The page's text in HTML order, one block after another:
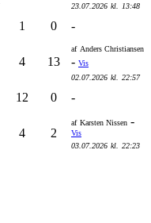
23.07.2026 kl. 13:48
1 0 -
4 13
af Anders Christiansen
- Vis
02.07.2026 kl. 22:57
12 0
-
4 2
af Karsten Nissen -
Vis
03.07.2026 kl. 22:23